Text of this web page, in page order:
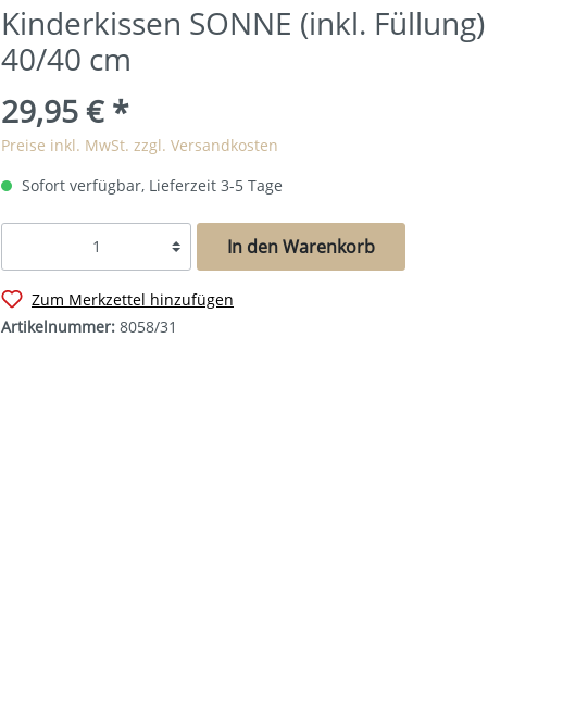
Kinderkissen SONNE (inkl. Füllung)
40/40 cm
29,95 € *
Preise inkl. MwSt. zzgl. Versandkosten
Sofort verfügbar, Lieferzeit 3-5 Tage
In den Warenkorb
Zum Merkzettel hinzufügen
Artikelnummer: 8058/31